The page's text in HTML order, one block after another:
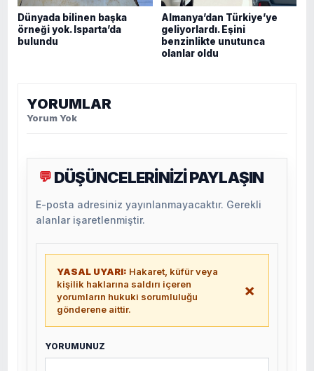
Dünyada bilinen başka
örneği yok. Isparta’da
bulundu
Almanya’dan Türkiye’ye
geliyorlardı. Eşini
benzinlikte unutunca
olanlar oldu
YORUMLAR
Yorum Yok
💬 DÜŞÜNCELERİNİZİ PAYLAŞIN
E-posta adresiniz yayınlanmayacaktır. Gerekli
alanlar işaretlenmiştir.
YASAL UYARI: Hakaret, küfür veya
kişilik haklarına saldırı içeren
yorumların hukuki sorumluluğu
gönderene aittir.
×
YORUMUNUZ